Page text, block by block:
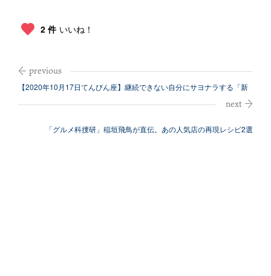
2 件 いいね！
【2020年10月17日てんびん座】継続できない自分にサヨナラする「新
「グルメ科捜研」稲垣飛鳥が直伝。あの人気店の再現レシピ2選